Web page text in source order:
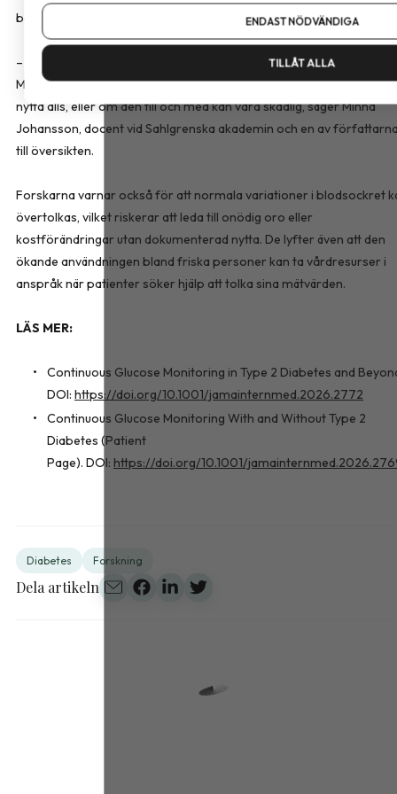
bättre hälsa eller förebygger sjukdom.
– Det här är en teknik som gör enorm nytta för vissa
Men den används allt mer av grupper där vi inte vet om den gör
nytta alls, eller om den till och med kan vara skadlig, säger Minna
Johansson, docent vid Sahlgrenska akademin och en av
till översikten.
Forskarna varnar också för att normala variationer i blodsockret
övertolkas, vilket riskerar att leda till onödig oro eller
kostförändringar utan dokumenterad nytta. De lyfter även att den
ökande användningen bland friska personer kan ta vårdresurser i
anspråk när patienter söker hjälp att tolka sina mätvärden.
LÄS MER:
Continuous Glucose Monitoring in Type 2 Diabetes and
DOI: https://doi.org/10.1001/jamainternmed.2026.2772
Continuous Glucose Monitoring With and Without Type 2
Diabetes (Patient
Page). DOI: https://doi.org/10.1001/
Diabetes Forskning
Dela artikeln
Om du vill ändra ditt val i efterhand hittar du den möjligheten
ENDAST NÖDVÄNDIGA
TILLÅT ALLA